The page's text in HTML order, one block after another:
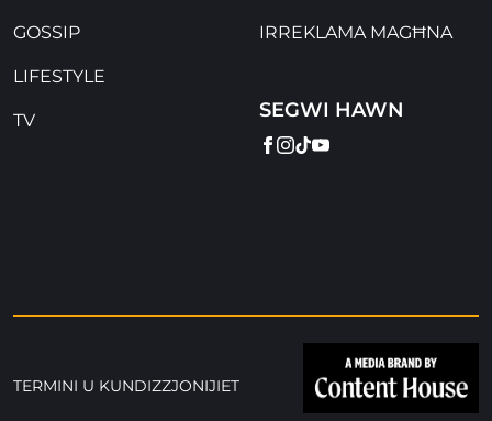
GOSSIP
LIFESTYLE
TV
IRREKLAMA MAGĦNA
SEGWI HAWN
FACEBOOK
INSTAGRAM
TIKTOK
YOUTUBE
TERMINI U KUNDIZZJONIJIET